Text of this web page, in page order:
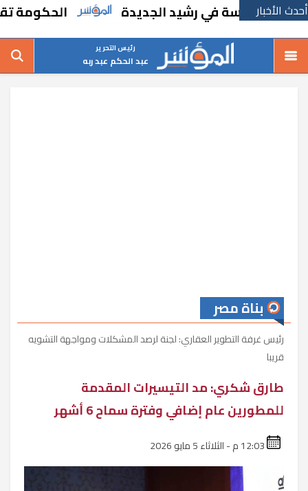
أحدث الأخبار
مدرسة في رشيد الجديدة الحكومة تقر
رئيس التحرير
عبد الحكم عبد ربه
بناة مصر
رئيس غرفة التطوير العقاري: لجنة لرصد المشكلات ومواجهة التشويه
قريبا
طارق شكري: مد التيسيرات المقدمة
للمطورين عام إضافي وفترة سماح 6 أشهر